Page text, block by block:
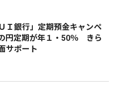
Ｉ銀行」定期預金キャンペ
円定期が年１・50％ きら
サポート